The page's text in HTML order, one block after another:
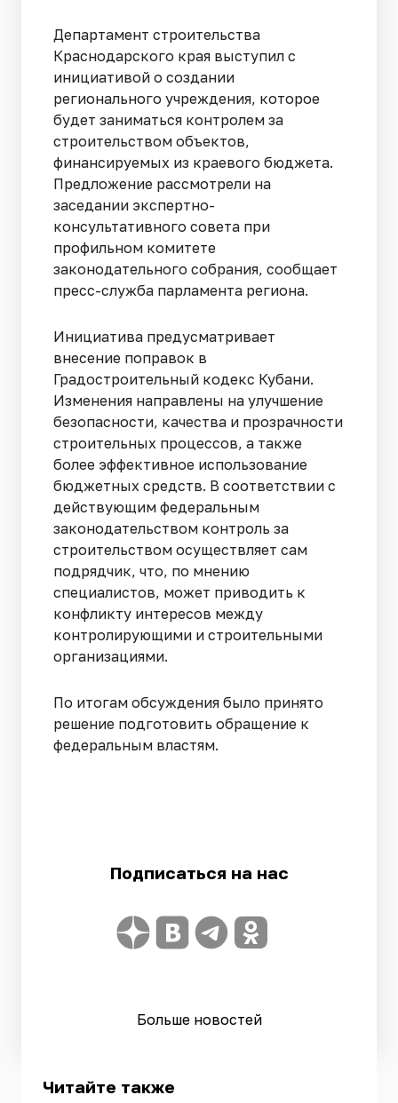
Департамент строительства
Краснодарского края выступил с
инициативой о создании
регионального учреждения, которое
будет заниматься контролем за
строительством объектов,
финансируемых из краевого бюджета.
Предложение рассмотрели на
заседании экспертно-
консультативного совета при
профильном комитете
законодательного собрания, сообщает
пресс-служба парламента региона.
Инициатива предусматривает
внесение поправок в
Градостроительный кодекс Кубани.
Изменения направлены на улучшение
безопасности, качества и прозрачности
строительных процессов, а также
более эффективное использование
бюджетных средств. В соответствии с
действующим федеральным
законодательством контроль за
строительством осуществляет сам
подрядчик, что, по мнению
специалистов, может приводить к
конфликту интересов между
контролирующими и строительными
организациями.
По итогам обсуждения было принято
решение подготовить обращение к
федеральным властям.
Подписаться на нас
Больше новостей
Читайте также